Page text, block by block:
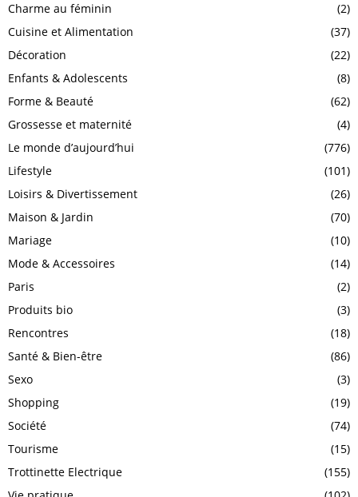
Charme au féminin
(2)
Cuisine et Alimentation
(37)
Décoration
(22)
Enfants & Adolescents
(8)
Forme & Beauté
(62)
Grossesse et maternité
(4)
Le monde d’aujourd’hui
(776)
Lifestyle
(101)
Loisirs & Divertissement
(26)
Maison & Jardin
(70)
Mariage
(10)
Mode & Accessoires
(14)
Paris
(2)
Produits bio
(3)
Rencontres
(18)
Santé & Bien-être
(86)
Sexo
(3)
Shopping
(19)
Société
(74)
Tourisme
(15)
Trottinette Electrique
(155)